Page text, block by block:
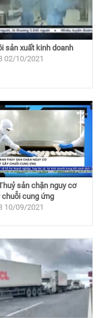
sản xuất kinh doanh
02/10/2021
sản chặn nguy cơ
cung ứng
10/09/2021